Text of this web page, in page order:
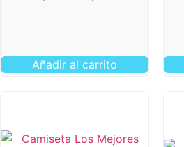
Añadir al carrito